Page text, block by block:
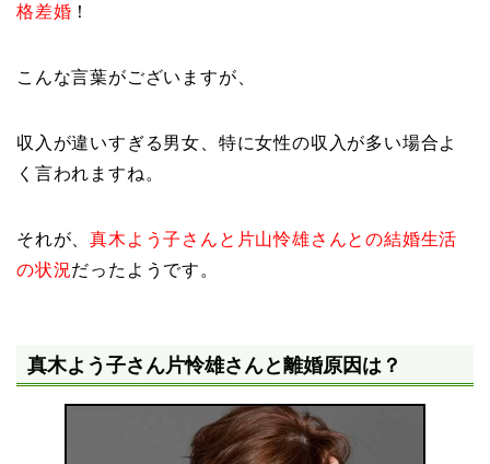
格差婚 ！
こんな言葉がございますが、
収入が違いすぎる男女、特に女性の収入が多い場合よ
く言われますね。
それが、真木よう子さんと片山怜雄さんとの結婚生活
の状況だったようです。
真木よう子さん片怜雄さんと離婚原因は？